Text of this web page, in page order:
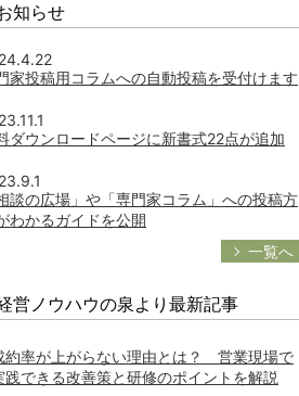
知らせ
家投稿用コラムへの自動投稿を受付けます
ダウンロードページに新書式22点が追加
談の広場」や「専門家コラム」への投稿方
わかるガイドを公開
一覧へ
営ノウハウの泉より最新記事
約率が上がらない理由とは？ 営業現場で
践できる改善策と研修のポイントを解説